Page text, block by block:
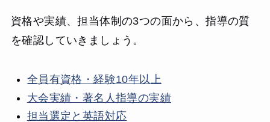
資格や実績、担当体制の3つの面から、指導の質
を確認していきましょう。
全員有資格・経験10年以上
大会実績・著名人指導の実績
担当選定と英語対応